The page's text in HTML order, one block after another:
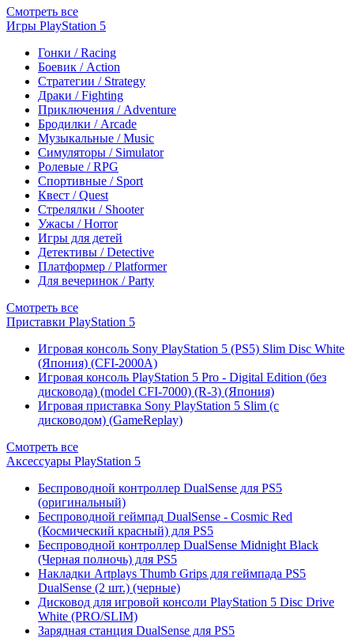
Смотреть все
Игры PlayStation 5
Гонки / Racing
Боевик / Action
Стратегии / Strategy
Драки / Fighting
Приключения / Adventure
Бродилки / Arcade
Музыкальные / Music
Симуляторы / Simulator
Ролевые / RPG
Спортивные / Sport
Квест / Quest
Стрелялки / Shooter
Ужасы / Horror
Игры для детей
Детективы / Detective
Платформер / Platformer
Для вечеринок / Party
Смотреть все
Приставки PlayStation 5
Игровая консоль Sony PlayStation 5 (PS5) Slim Disc White
(Япония) (CFI-2000A)
Игровая консоль PlayStation 5 Pro - Digital Edition (без
дисковода) (model CFI-7000) (R-3) (Япония)
Игровая приставка Sony PlayStation 5 Slim (с
дисководом) (GameReplay)
Смотреть все
Аксессуары PlayStation 5
Беспроводной контроллер DualSense для PS5
(оригинальный)
Беспроводной геймпад DualSense - Cosmic Red
(Космический красный) для PS5
Беспроводной контроллер DualSense Midnight Black
(Черная полночь) для PS5
Накладки Artplays Thumb Grips для геймпада PS5
DualSense (2 шт.) (черные)
Дисковод для игровой консоли PlayStation 5 Disc Drive
White (PRO/SLIM)
Зарядная станция DualSense для PS5